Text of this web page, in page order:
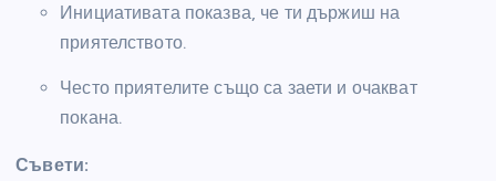
Инициативата показва, че ти държиш на
приятелството.
Често приятелите също са заети и очакват
покана.
Съвети: